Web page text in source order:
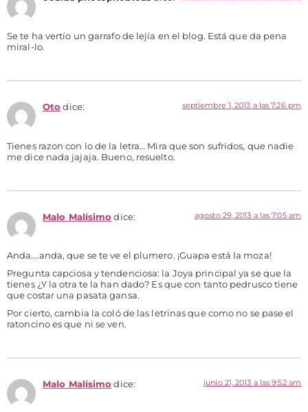
Se te ha vertío un garrafo de lejía en el blog. Está que da pena
miral-lo.
Oto dice: septiembre 1, 2013 a las 7:26 pm
Tienes razon con lo de la letra… Mira que son sufridos, que nadie
me dice nada jajaja. Bueno, resuelto.
Malo Malísimo dice: agosto 29, 2013 a las 7:05 am
Anda….anda, que se te ve el plumero. ¡Guapa está la moza!
Pregunta capciosa y tendenciosa: la Joya principal ya se que la
tienes ¿Y la otra te la han dado? Es que con tanto pedrusco tiene
que costar una pasata gansa.
Por cierto, cambia la coló de las letrinas que como no se pase el
ratoncino es que ni se ven.
Malo Malísimo dice: junio 21, 2013 a las 9:52 am